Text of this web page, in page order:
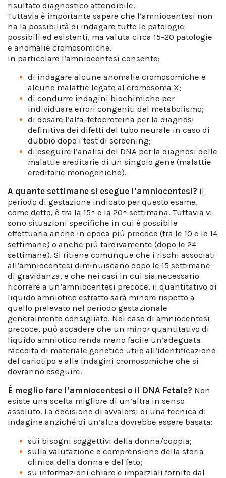
risultato diagnostico attendibile.
Tuttavia è importante sapere che l’amniocentesi non
ha la possibilità di indagare tutte le patologie
possibili ed esistenti, ma valuta circa 15-20 patologie
e anomalie cromosomiche.
In particolare l’amniocentesi consente:
di indagare alcune anomalie cromosomiche e
alcune malattie legate al cromosoma X;
di condurre indagini biochimiche per
individuare errori congeniti del metabolismo;
di dosare l’alfa-fetoproteina per la diagnosi
definitiva dei difetti del tubo neurale in caso di
dubbio dopo i test di screening;
di eseguire l’analisi del DNA per la diagnosi delle
malattie ereditarie di un singolo gene (malattie
ereditarie monogeniche).
A quante settimane si esegue l’amniocentesi? Il
periodo di gestazione indicato per questo esame,
come detto, è tra la 15^ e la 20^ settimana. Tuttavia vi
sono situazioni specifiche in cui è possibile
effettuarla anche in epoca più precoce (tra le 10 e le 14
settimane) o anche più tardivamente (dopo le 24
settimane). Si ritiene comunque che i rischi associati
all’amniocentesi diminuiscano dopo le 15 settimane
di gravidanza, e che nei casi in cui sia necessario
ricorrere a un’amniocentesi precoce, il quantitativo di
liquido amniotico estratto sarà minore rispetto a
quello prelevato nel periodo gestazionale
generalmente consigliato. Nel caso di amniocentesi
precoce, può accadere che un minor quantitativo di
liquido amniotico renda meno facile un’adeguata
raccolta di materiale genetico utile all’identificazione
del cariotipo e alle indagini cromosomiche che si
dovranno eseguire.
È meglio fare l’amniocentesi o il DNA Fetale? Non
esiste una scelta migliore di un’altra in senso
assoluto. La decisione di avvalersi di una tecnica di
indagine anziché di un’altra dovrebbe essere basata:
sui bisogni soggettivi della donna/coppia;
sulla valutazione e comprensione della storia
clinica della donna e del feto;
su informazioni chiare e imparziali fornite dal